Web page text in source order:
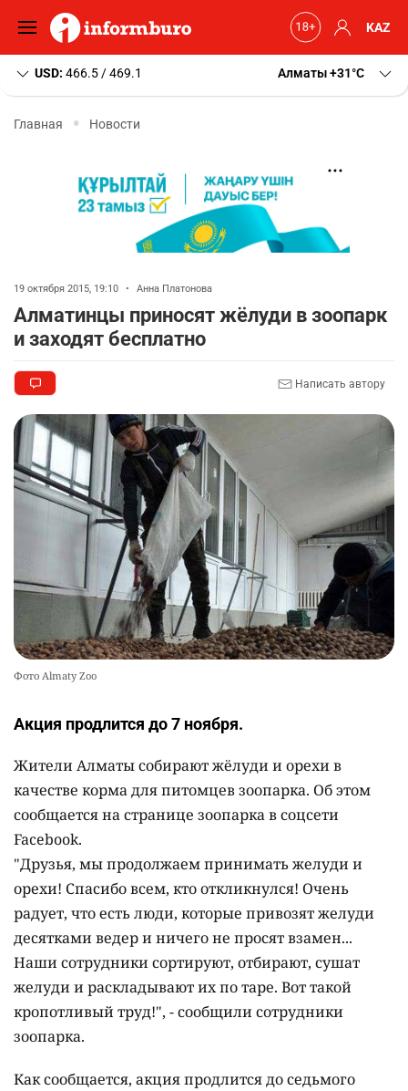
KAZ
USD: 466.5 / 469.1 Алматы+31 C
Главная Новости
19 октября 2015, 19:10 • Анна Платонова
Алматинцы приносят жёлуди в зоопарк
и заходят бесплатно
Написать автору
Фото Almaty Zoo
Акция продлится до 7 ноября.
Жители Алматы собирают жёлуди и орехи в
качестве корма для питомцев зоопарка. Об этом
сообщается на странице зоопарка в соцсети
Facebook.
"Друзья, мы продолжаем принимать желуди и
орехи! Спасибо всем, кто откликнулся! Очень
радует, что есть люди, которые привозят желуди
десятками ведер и ничего не просят взамен...
Наши сотрудники сортируют, отбирают, сушат
желуди и раскладывают их по таре. Вот такой
кропотливый труд!", - сообщили сотрудники
зоопарка.
Как сообщается, акция продлится до седьмого